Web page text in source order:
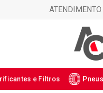
e Filtros Pneus